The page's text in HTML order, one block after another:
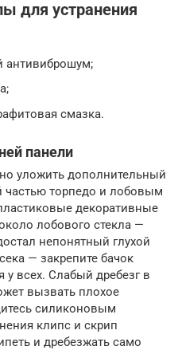
для устранения
антивиброшум;
смазка.
панели
уложить дополнительный
частью торпедо и лобовым
декоративные
лобового стекла —
непонятный глухой
— закрепите бачок
у всех. Слабый дребезг в
вызвать плохое
силиконовым
клипс и скрип
и дребезжать само